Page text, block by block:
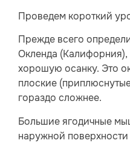
Проведем короткий
Прежде всего
Окленда
хорошую осанку. Это
плоские
гораздо сложнее.
Большие ягодичные
наружной поверхности